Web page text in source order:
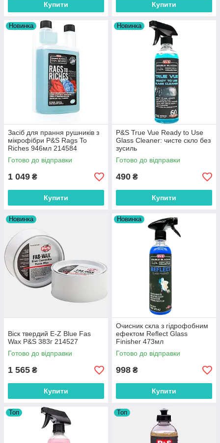
Купити Купити
Новинка
Засіб для прання рушників з
мікрофібри P&S Rags To
Riches 946мл 214584
Готово до відправки
1 049 ₴
Купити
Новинка
P&S True Vue Ready to Use
Glass Cleaner: чисте скло без
зусиль
Готово до відправки
490 ₴
Купити
Новинка
Віск твердий E-Z Blue Fas
Wax P&S 383г 214527
Готово до відправки
1 565 ₴
Купити
Новинка
Очисник скла з гідрофобним
ефектом Reﬂect Glass
Finisher 473мл
Готово до відправки
998 ₴
Купити
Топ Топ